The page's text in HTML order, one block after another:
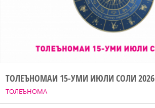
ТОЛЕЪНОМА
ТОЛЕЪНОМАИ 15-УМИ ИЮЛИ СОЛИ 2026